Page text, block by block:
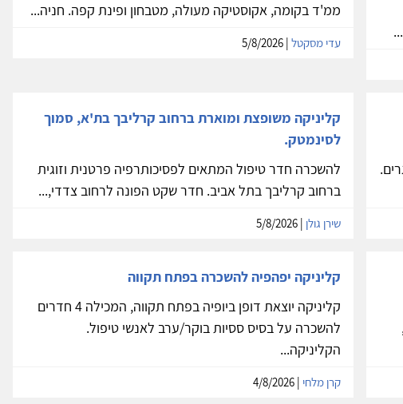
ממ'ד בקומה, אקוסטיקה מעולה, מטבחון ופינת קפה. חניה...
עדי מסקטל | 5/8/2026
קליניקה משופצת ומוארת ברחוב קרליבך בת'א, סמוך
לסינמטק.
להשכרה חדר טיפול המתאים לפסיכותרפיה פרטנית וזוגית
ברחוב קרליבך בתל אביב. חדר שקט הפונה לרחוב צדדי,...
שירן גולן | 5/8/2026
קליניקה יפהפיה להשכרה בפתח תקווה
קליניקה יוצאת דופן ביופיה בפתח תקווה, המכילה 4 חדרים
להשכרה על בסיס ססיות בוקר/ערב לאנשי טיפול.
הקליניקה...
קרן מלחי | 4/8/2026